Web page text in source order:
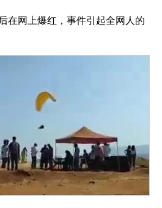
在网上爆红，事件引起全网人的